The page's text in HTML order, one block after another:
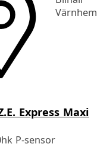
Värnhem
Express Maxi
P-sensor